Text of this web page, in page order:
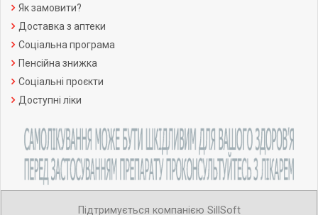
Як замовити?
Доставка з аптеки
Соціальна програма
Пенсійна знижка
Соціальні проєкти
Доступні ліки
Підтримується компанією SillSoft